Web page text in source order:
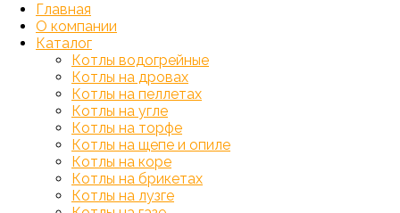
Главная
О компании
Каталог
Котлы водогрейные
Котлы на дровах
Котлы на пеллетах
Котлы на угле
Котлы на торфе
Котлы на щепе и опиле
Котлы на коре
Котлы на брикетах
Котлы на лузге